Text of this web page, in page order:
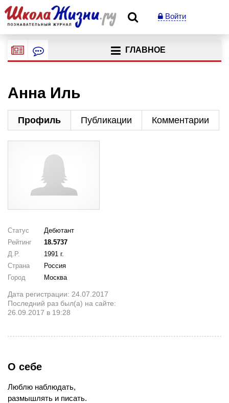
Войти
ГЛАВНОЕ
Анна Иль
Профиль Публикации Комментарии
Статус
Дебютант
Рейтинг
18.5737
Д.Р.
1991 г.
Страна
Россия
Город
Москва
Дата регистрации: 24.07.2017
Последний раз был(а) на сайте:
26.09.2017 в 19:28
О себе
Люблю наблюдать,
размышлять и писать.